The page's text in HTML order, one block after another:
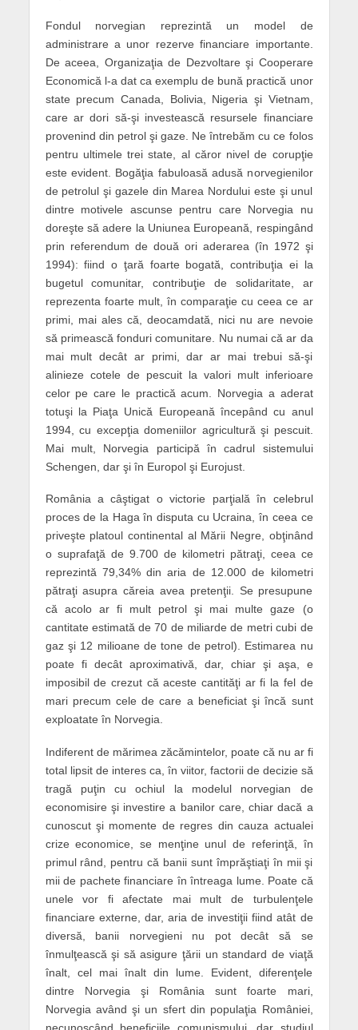
Fondul norvegian reprezintă un model de
administrare a unor rezerve financiare importante.
De aceea, Organizaţia de Dezvoltare şi Cooperare
Economică l-a dat ca exemplu de bună practică unor
state precum Canada, Bolivia, Nigeria şi Vietnam,
care ar dori să-şi investească resursele financiare
provenind din petrol şi gaze. Ne întrebăm cu ce folos
pentru ultimele trei state, al căror nivel de corupţie
este evident. Bogăţia fabuloasă adusă norvegienilor
de petrolul şi gazele din Marea Nordului este şi unul
dintre motivele ascunse pentru care Norvegia nu
doreşte să adere la Uniunea Europeană, respingând
prin referendum de două ori aderarea (în 1972 şi
1994): fiind o ţară foarte bogată, contribuţia ei la
bugetul comunitar, contribuţie de solidaritate, ar
reprezenta foarte mult, în comparaţie cu ceea ce ar
primi, mai ales că, deocamdată, nici nu are nevoie
să primească fonduri comunitare. Nu numai că ar da
mai mult decât ar primi, dar ar mai trebui să-şi
alinieze cotele de pescuit la valori mult inferioare
celor pe care le practică acum. Norvegia a aderat
totuşi la Piaţa Unică Europeană începând cu anul
1994, cu excepţia domeniilor agricultură şi pescuit.
Mai mult, Norvegia participă în cadrul sistemului
Schengen, dar şi în Europol şi Eurojust.
România a câştigat o victorie parţială în celebrul
proces de la Haga în disputa cu Ucraina, în ceea ce
priveşte platoul continental al Mării Negre, obţinând
o suprafaţă de 9.700 de kilometri pătraţi, ceea ce
reprezintă 79,34% din aria de 12.000 de kilometri
pătraţi asupra căreia avea pretenţii. Se presupune
că acolo ar fi mult petrol şi mai multe gaze (o
cantitate estimată de 70 de miliarde de metri cubi de
gaz şi 12 milioane de tone de petrol). Estimarea nu
poate fi decât aproximativă, dar, chiar şi aşa, e
imposibil de crezut că aceste cantităţi ar fi la fel de
mari precum cele de care a beneficiat şi încă sunt
exploatate în Norvegia.
Indiferent de mărimea zăcămintelor, poate că nu ar fi
total lipsit de interes ca, în viitor, factorii de decizie să
tragă puţin cu ochiul la modelul norvegian de
economisire şi investire a banilor care, chiar dacă a
cunoscut şi momente de regres din cauza actualei
crize economice, se menţine unul de referinţă, în
primul rând, pentru că banii sunt împrăştiaţi în mii şi
mii de pachete financiare în întreaga lume. Poate că
unele vor fi afectate mai mult de turbulenţele
financiare externe, dar, aria de investiţii fiind atât de
diversă, banii norvegieni nu pot decât să se
înmulţească şi să asigure ţării un standard de viaţă
înalt, cel mai înalt din lume. Evident, diferenţele
dintre Norvegia şi România sunt foarte mari,
Norvegia având şi un sfert din populaţia României,